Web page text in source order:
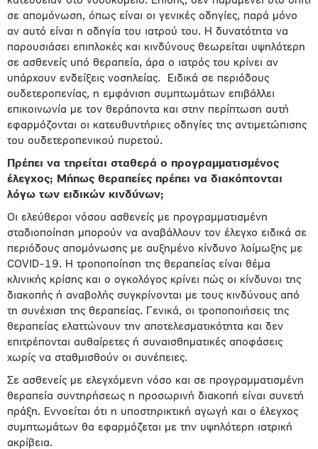
σε απομόνωση, όπως είναι οι γενικές οδηγίες, παρά μόνο
αν αυτό είναι η οδηγία του ιατρού του. Η δυνατότητα να
παρουσιάσει επιπλοκές και κινδύνους θεωρείται υψηλότερη
σε ασθενείς υπό θεραπεία, άρα ο ιατρός του κρίνει αν
υπάρχουν ενδείξεις νοσηλείας. Ειδικά σε περιόδους
ουδετεροπενίας, η εμφάνιση συμπτωμάτων επιβάλλει
επικοινωνία με τον θεράποντα και στην περίπτωση αυτή
εφαρμόζονται οι κατευθυντήριες οδηγίες της αντιμετώπισης
του ουδετεροπενικού πυρετού.
Πρέπει να τηρείται σταθερά ο προγραμματισμένος
έλεγχος; Μήπως θεραπείες πρέπει να διακόπτονται
λόγω των ειδικών κινδύνων;
Οι ελεύθεροι νόσου ασθενείς με προγραμματισμένη
σταδιοποίηση μπορούν να αναβάλλουν τον έλεγχο ειδικά σε
περιόδους απομόνωσης με αυξημένο κίνδυνο λοίμωξης με
COVID-19. Η τροποποίηση της θεραπείας είναι θέμα
κλινικής κρίσης και ο ογκολόγος κρίνει πώς οι κίνδυνοι της
διακοπής ή αναβολής συγκρίνονται με τους κινδύνους από
τη συνέχιση της θεραπείας. Γενικά, οι τροποποιήσεις της
θεραπείας ελαττώνουν την αποτελεσματικότητα και δεν
επιτρέπονται αυθαίρετες ή συναισθηματικές αποφάσεις
χωρίς να σταθμισθούν οι συνέπειες.
Σε ασθενείς με ελεγχόμενη νόσο και σε προγραμματισμένη
θεραπεία συντηρήσεως η προσωρινή διακοπή είναι συνετή
πράξη. Εννοείται ότι η υποστηρικτική αγωγή και ο έλεγχος
συμπτωμάτων θα εφαρμόζεται με την υψηλότερη ιατρική
ακρίβεια.